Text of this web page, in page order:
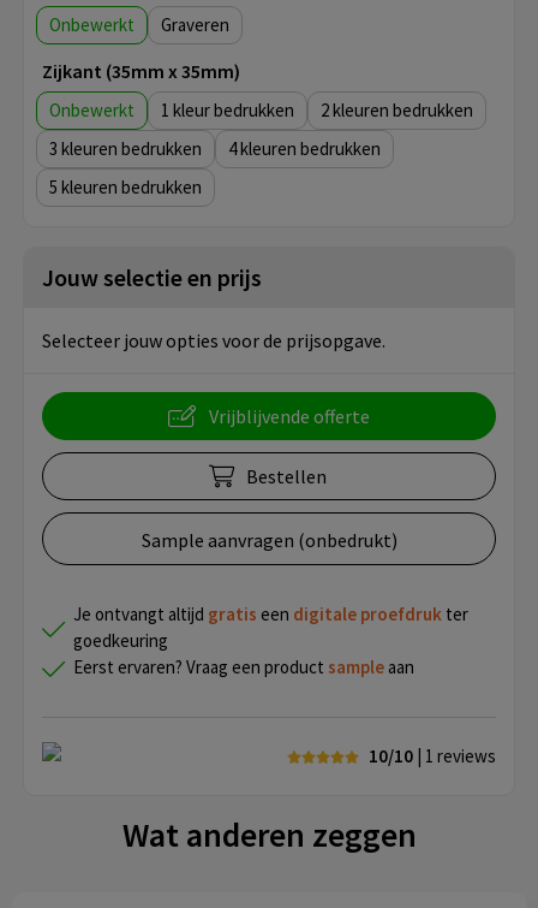
Onbewerkt Graveren
Zijkant (35mm x 35mm)
Onbewerkt 1
2
3
4
5
Jouw selectie en prijs
Selecteer jouw opties voor de prijsopgave.
Vrijblijvende offerte
Bestellen
Sample aanvragen (onbedrukt)
Je ontvangt altijd gratis een digitale proefdruk ter
goedkeuring
Eerst ervaren? Vraag een product sample aan
10/10 | 1 reviews
Wat anderen zeggen